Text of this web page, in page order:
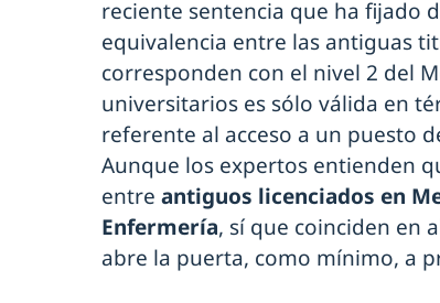
reciente sentencia que ha fijado
equivalencia entre las antiguas
corresponden con el nivel 2 del
universitarios es sólo válida en
referente al acceso a un puesto
Aunque los expertos entienden
entre antiguos licenciados en
Enfermería, sí que coinciden en
abre la puerta, como mínimo, a